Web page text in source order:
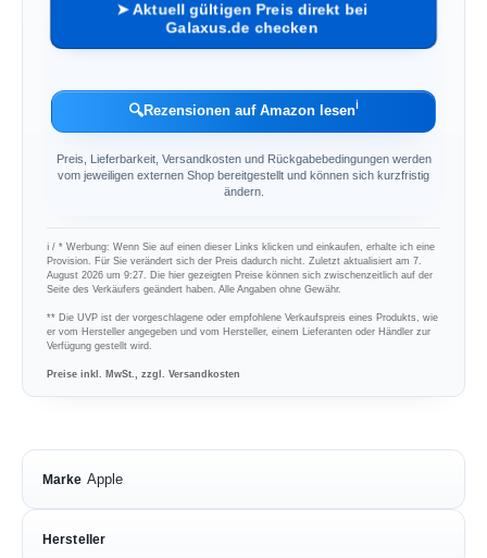
➤ Aktuell gültigen Preis direkt bei
Galaxus.de checken
🔍Rezensionen auf Amazon lesenℹ︎
Preis, Lieferbarkeit, Versandkosten und Rückgabebedingungen werden
vom jeweiligen externen Shop bereitgestellt und können sich kurzfristig
ändern.
ℹ︎ / * Werbung: Wenn Sie auf einen dieser Links klicken und einkaufen, erhalte ich eine
Provision. Für Sie verändert sich der Preis dadurch nicht. Zuletzt aktualisiert am 7.
August 2026 um 9:27. Die hier gezeigten Preise können sich zwischenzeitlich auf der
Seite des Verkäufers geändert haben. Alle Angaben ohne Gewähr.
** Die UVP ist der vorgeschlagene oder empfohlene Verkaufspreis eines Produkts, wie
er vom Hersteller angegeben und vom Hersteller, einem Lieferanten oder Händler zur
Verfügung gestellt wird.
Preise inkl. MwSt., zzgl. Versandkosten
Marke Apple
Hersteller